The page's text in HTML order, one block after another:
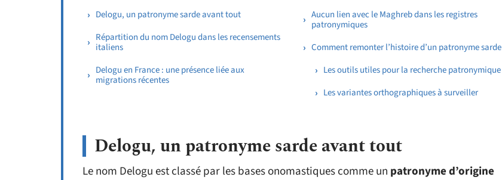
Delogu, un patronyme sarde avant tout
Répartition du nom Delogu dans les recensements
italiens
Delogu en France : une présence liée aux
migrations récentes
Aucun lien avec le Maghreb dans les registres
patronymiques
Comment remonter l’histoire d’un patronyme sarde
Les outils utiles pour la recherche patronymique
Les variantes orthographiques à surveiller
Delogu, un patronyme sarde avant tout
Le nom Delogu est classé par les bases onomastiques comme un patronyme d’origine